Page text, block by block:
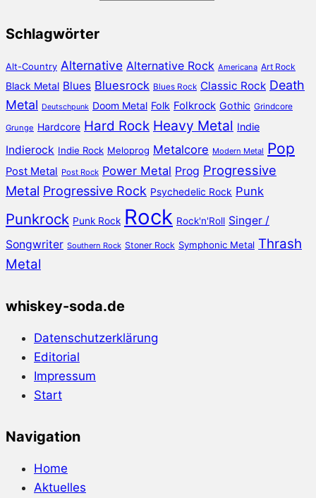
Schlagwörter
Alt-Country Alternative Alternative Rock Americana Art Rock
Black Metal Blues Bluesrock Blues Rock Classic Rock Death
Metal Deutschpunk Doom Metal Folk Folkrock Gothic Grindcore
Grunge Hardcore Hard Rock Heavy Metal Indie
Indierock Indie Rock Meloprog Metalcore Modern Metal Pop
Post Metal Post Rock Power Metal Prog Progressive
Metal Progressive Rock Psychedelic Rock Punk
Punkrock Punk Rock Rock Rock'n'Roll Singer /
Songwriter Southern Rock Stoner Rock Symphonic Metal Thrash
Metal
whiskey-soda.de
Datenschutzerklärung
Editorial
Impressum
Start
Navigation
Home
Aktuelles